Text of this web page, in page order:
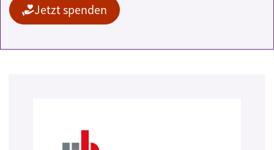
Jetzt spenden